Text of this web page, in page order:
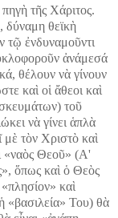
τῆς Χάριτος.
δύναμη θεϊκὴ
τῷ ἐνδυναμοῦντι
ἀνάμεσά
θέλουν νὰ γίνουν
καὶ οἱ ἄθεοι καὶ
τοῦ
νὰ γίνει ἁπλὰ
τὸν Χριστὸ καὶ
«ναὸς Θεοῦ» (Α'
ὅπως καὶ ὁ Θεὸς
καὶ
«βασιλεία» Του) θὰ